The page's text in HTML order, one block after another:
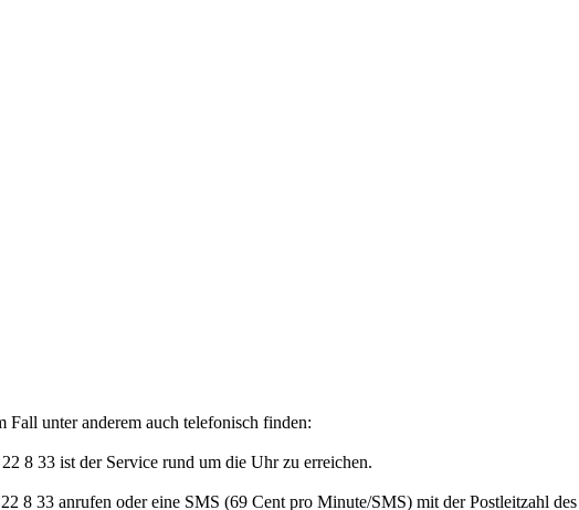
unter anderem auch telefonisch finden:
8 33 ist der Service rund um die Uhr zu erreichen.
8 33 anrufen oder eine SMS (69 Cent pro Minute/SMS) mit der Postleitzahl